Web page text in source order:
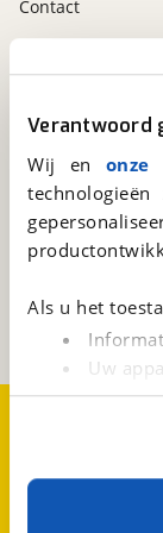
Verantwoord
Wij en onze
Als u het
Uw
Lees meer
Met cookies
cookies
Contact
Een
BOVAG
Altijd het meest